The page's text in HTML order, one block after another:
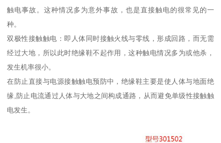
触电事故。这种情况多为意外事故，也是直接触电的很常见的一
种。
双极性接触触电：即人体同时接触火线与零线，形成回路，而无需
经过大地，所以此时绝缘鞋不起作用，这种触电情况多为或他杀，
发生机率很小。
在防止直接与电源接触触电预防中，绝缘鞋主要是使人体与地面绝
缘,防止电流通过人体与大地之间构成通路，从而避免单级性接触触
电发生。